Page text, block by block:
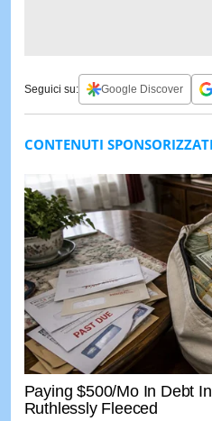
Seguici su: Google Discover